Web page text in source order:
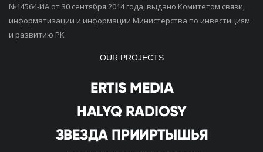
№14564-ИА от 30 сентября 2014 года, выдано Комитетом связи,
информатизации и информации Министерства по инвестициям
и развитию РК
OUR PROJECTS